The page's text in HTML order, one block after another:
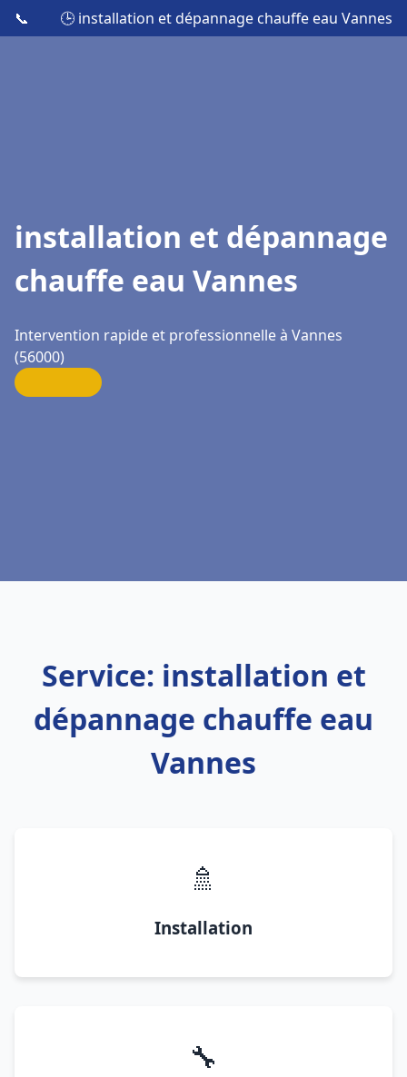
📞 🕒 installation et dépannage chauffe eau Vannes
installation et dépannage
chauffe eau Vannes
Intervention rapide et professionnelle à Vannes
(56000)
Service: installation et
dépannage chauffe eau
Vannes
🚿
Installation
🔧